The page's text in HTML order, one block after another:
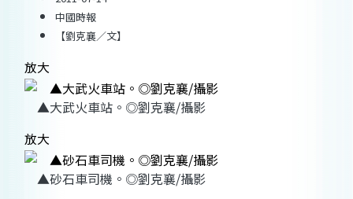
中國時報
【劉克襄／文】
放大
▲大武火車站。◎劉克襄/攝影
放大
▲砂石車司機。◎劉克襄/攝影